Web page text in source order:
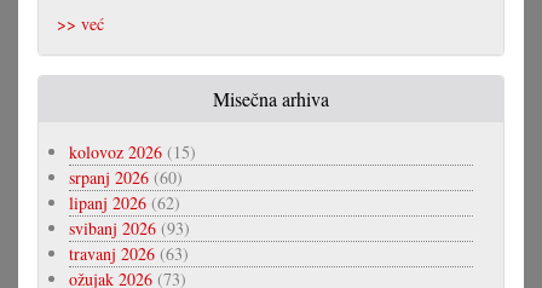
>> već
Misečna arhiva
kolovoz 2026 (15)
srpanj 2026 (60)
lipanj 2026 (62)
svibanj 2026 (93)
travanj 2026 (63)
ožujak 2026 (73)